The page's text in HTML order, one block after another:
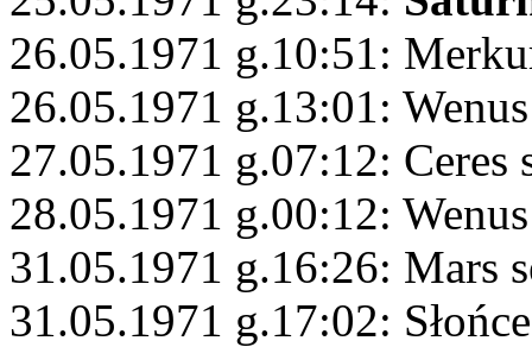
26.05.1971 g.10:51:
26.05.1971 g.13:01:
27.05.1971 g.07:12: Ceres
28.05.1971 g.00:12:
31.05.1971 g.16:26: Mars
31.05.1971 g.17:02: